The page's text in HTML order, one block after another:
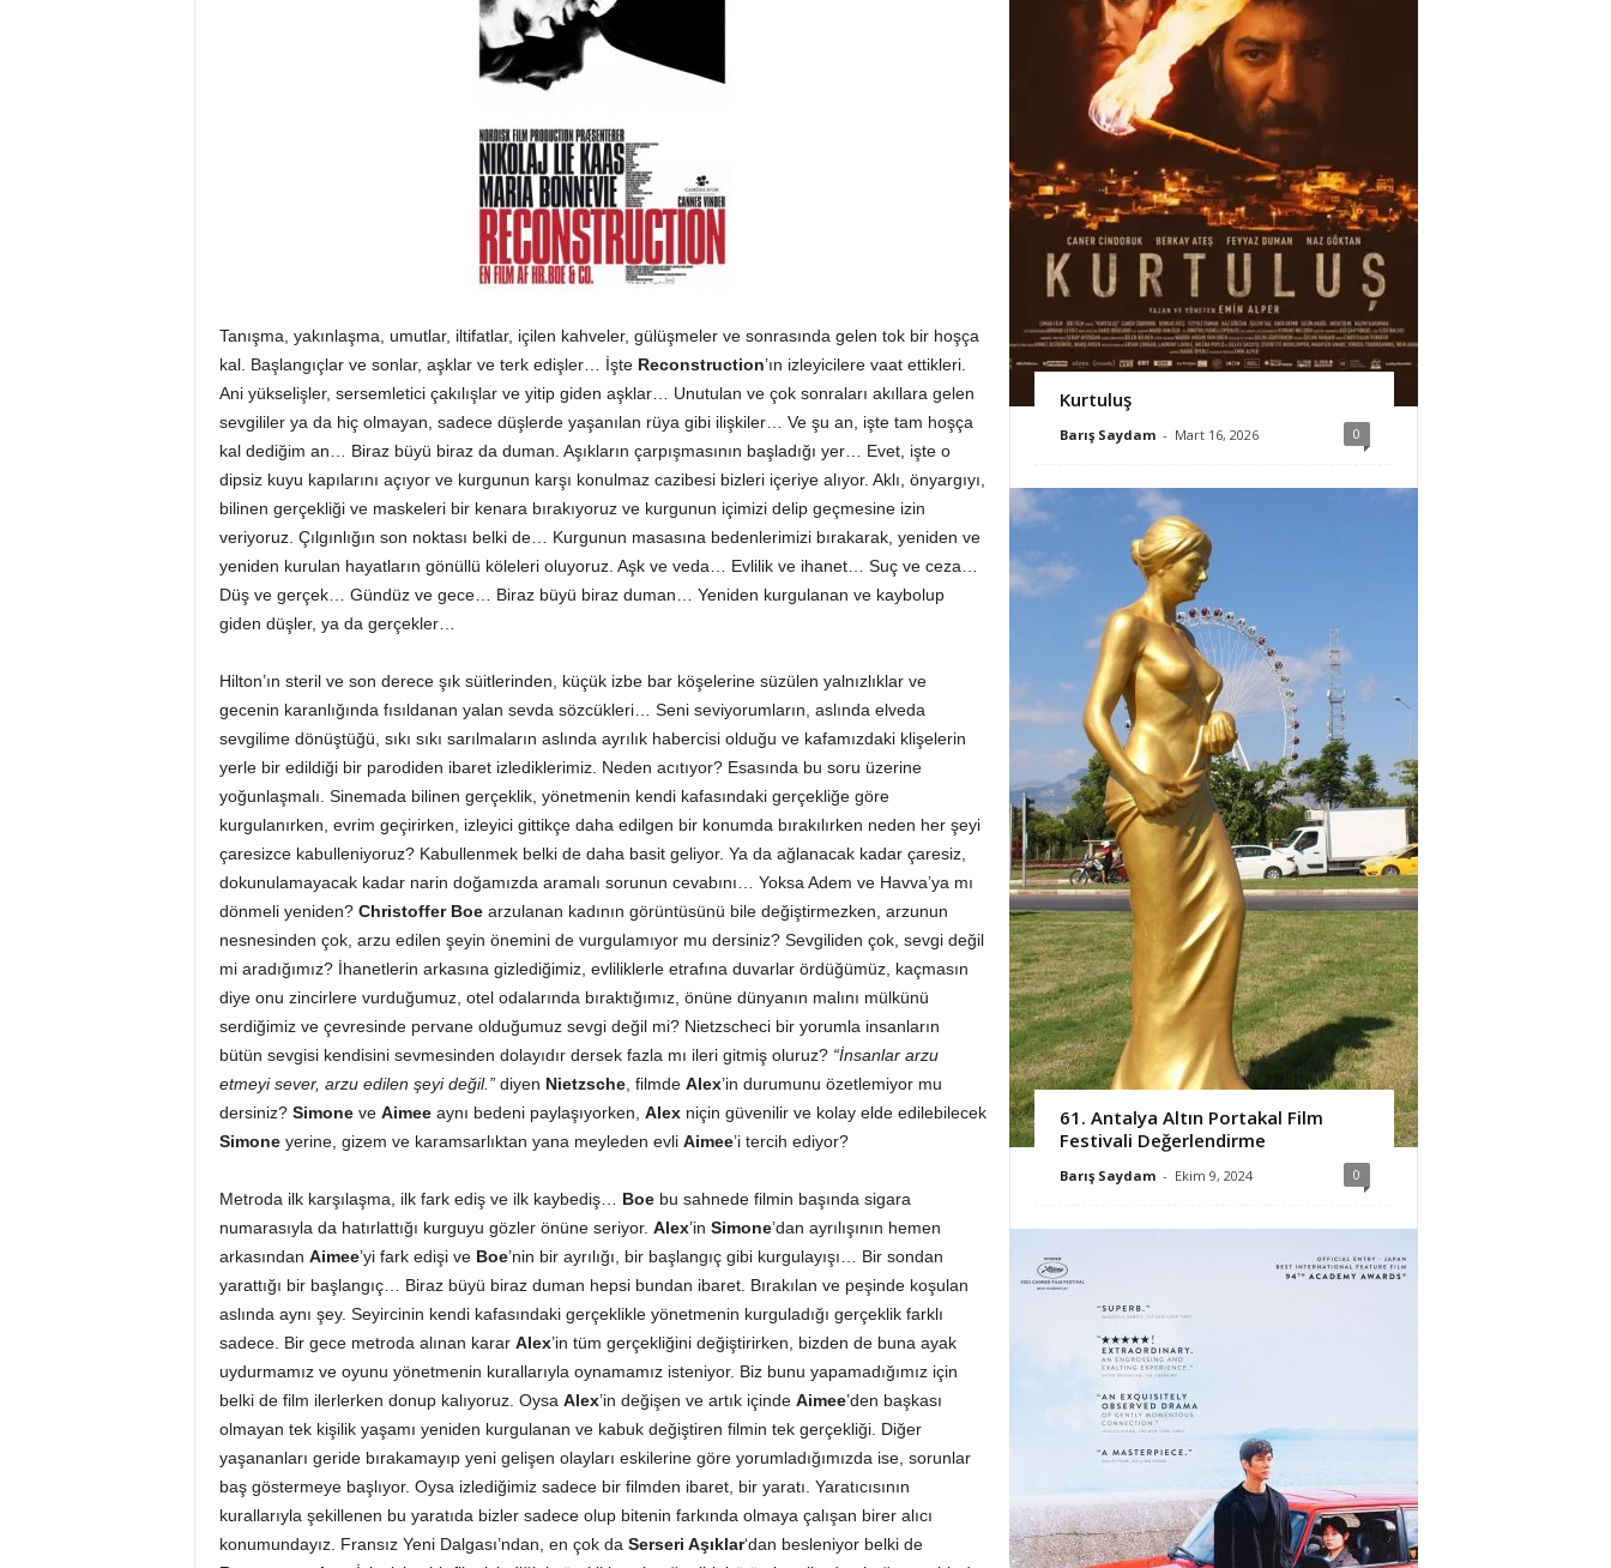
Tanışma, yakınlaşma, umutlar, iltifatlar, içilen kahveler, gülüşmeler ve sonrasında gelen tok bir hoşça
kal. Başlangıçlar ve sonlar, aşklar ve terk edişler… İşte Reconstruction’ın izleyicilere vaat ettikleri.
Ani yükselişler, sersemletici çakılışlar ve yitip giden aşklar… Unutulan ve çok sonraları akıllara gelen
sevgililer ya da hiç olmayan, sadece düşlerde yaşanılan rüya gibi ilişkiler… Ve şu an, işte tam hoşça
kal dediğim an… Biraz büyü biraz da duman. Aşıkların çarpışmasının başladığı yer… Evet, işte o
dipsiz kuyu kapılarını açıyor ve kurgunun karşı konulmaz cazibesi bizleri içeriye alıyor. Aklı, önyargıyı,
bilinen gerçekliği ve maskeleri bir kenara bırakıyoruz ve kurgunun içimizi delip geçmesine izin
veriyoruz. Çılgınlığın son noktası belki de… Kurgunun masasına bedenlerimizi bırakarak, yeniden ve
yeniden kurulan hayatların gönüllü köleleri oluyoruz. Aşk ve veda… Evlilik ve ihanet… Suç ve ceza…
Düş ve gerçek… Gündüz ve gece… Biraz büyü biraz duman… Yeniden kurgulanan ve kaybolup
giden düşler, ya da gerçekler…
Hilton’ın steril ve son derece şık süitlerinden, küçük izbe bar köşelerine süzülen yalnızlıklar ve
gecenin karanlığında fısıldanan yalan sevda sözcükleri… Seni seviyorumların, aslında elveda
sevgilime dönüştüğü, sıkı sıkı sarılmaların aslında ayrılık habercisi olduğu ve kafamızdaki klişelerin
yerle bir edildiği bir parodiden ibaret izlediklerimiz. Neden acıtıyor? Esasında bu soru üzerine
yoğunlaşmalı. Sinemada bilinen gerçeklik, yönetmenin kendi kafasındaki gerçekliğe göre
kurgulanırken, evrim geçirirken, izleyici gittikçe daha edilgen bir konumda bırakılırken neden her şeyi
çaresizce kabulleniyoruz? Kabullenmek belki de daha basit geliyor. Ya da ağlanacak kadar çaresiz,
dokunulamayacak kadar narin doğamızda aramalı sorunun cevabını… Yoksa Adem ve Havva’ya mı
dönmeli yeniden? Christoffer Boearzulanan kadının görüntüsünü bile değiştirmezken, arzunun
nesnesinden çok, arzu edilen şeyin önemini de vurgulamıyor mu dersiniz? Sevgiliden çok, sevgi değil
mi aradığımız? İhanetlerin arkasına gizlediğimiz, evliliklerle etrafına duvarlar ördüğümüz, kaçmasın
diye onu zincirlere vurduğumuz, otel odalarında bıraktığımız, önüne dünyanın malını mülkünü
serdiğimiz ve çevresinde pervane olduğumuz sevgi değil mi? Nietzscheci bir yorumla insanların
bütün sevgisi kendisini sevmesinden dolayıdır dersek fazla mı ileri gitmiş oluruz? “İnsanlar arzu
etmeyi sever, arzu edilen şeyi değil.”diyen Nietzsche, filmde Alex’in durumunu özetlemiyor mu
dersiniz? Simoneve Aimeeaynı bedeni paylaşıyorken, Alexniçin güvenilir ve kolay elde edilebilecek
Simoneyerine, gizem ve karamsarlıktan yana meyleden evli Aimee’i tercih ediyor?
Metroda ilk karşılaşma, ilk fark ediş ve ilk kaybediş… Boebu sahnede filmin başında sigara
numarasıyla da hatırlattığı kurguyu gözler önüne seriyor. Alex’in Simone’dan ayrılışının hemen
arkasından Aimee’yi fark edişi ve Boe’nin bir ayrılığı, bir başlangıç gibi kurgulayışı… Bir sondan
yarattığı bir başlangıç… Biraz büyü biraz duman hepsi bundan ibaret. Bırakılan ve peşinde koşulan
aslında aynı şey. Seyircinin kendi kafasındaki gerçeklikle yönetmenin kurguladığı gerçeklik farklı
sadece. Bir gece metroda alınan karar Alex’in tüm gerçekliğini değiştirirken, bizden de buna ayak
uydurmamız ve oyunu yönetmenin kurallarıyla oynamamız isteniyor. Biz bunu yapamadığımız için
belki de film ilerlerken donup kalıyoruz. Oysa Alex’in değişen ve artık içinde Aimee’den başkası
olmayan tek kişilik yaşamı yeniden kurgulanan ve kabuk değiştiren filmin tek gerçekliği. Diğer
yaşananları geride bırakamayıp yeni gelişen olayları eskilerine göre yorumladığımızda ise, sorunlar
baş göstermeye başlıyor. Oysa izlediğimiz sadece bir filmden ibaret, bir yaratı. Yaratıcısının
kurallarıyla şekillenen bu yaratıda bizler sadece olup bitenin farkında olmaya çalışan birer alıcı
konumundayız. Fransız Yeni Dalgası’ndan, en çok da Serseri Aşıklar‘dan besleniyor belki de
Kurtuluş
Barış Saydam - Mart 16, 2026 0
61. Antalya Altın Portakal Film
Festivali Değerlendirme
Barış Saydam - Ekim 9, 2024 0